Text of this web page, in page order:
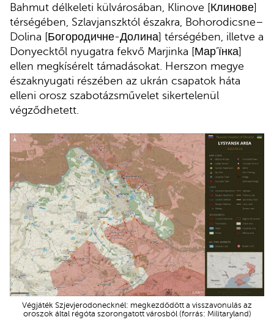
Bahmut délkeleti külvárosában, Klinove [Клинове]
térségében, Szlavjanszktól északra, Bohorodicsne–
Dolina [Богородичне-Долина] térségében, illetve a
Donyecktől nyugatra fekvő Marjinka [Мар’їнка]
ellen megkísérelt támadásokat. Herszon megye
északnyugati részében az ukrán csapatok háta
elleni orosz szabotázsművelet sikertelenül
végződhetett.
Végjáték Szjevjerodonecknél: megkezdődött a visszavonulás az
oroszok által régóta szorongatott városból (forrás: Militaryland)